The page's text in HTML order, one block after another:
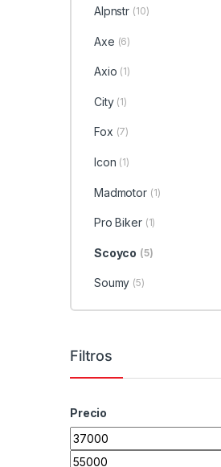
Alpnstr (10)
Axe (6)
Axio (1)
City (1)
Fox (7)
Icon (1)
Madmotor (1)
Pro Biker (1)
Scoyco (5)
Soumy (5)
Filtros
Precio
Precio mínimo
Precio máximo